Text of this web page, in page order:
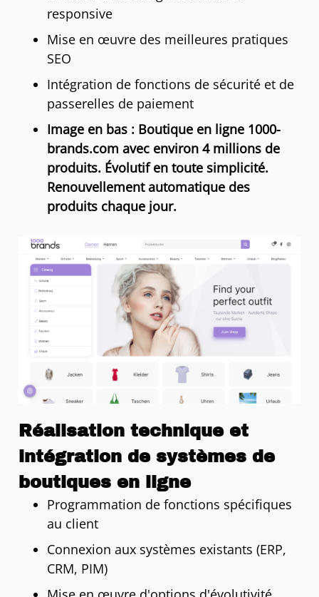
responsive
Mise en œuvre des meilleures pratiques
SEO
Intégration de fonctions de sécurité et de
passerelles de paiement
Image en bas : Boutique en ligne 1000-
brands.com avec environ 4 millions de
produits. Évolutif en toute simplicité.
Renouvellement automatique des
produits chaque jour.
Réalisation technique et
intégration de systèmes de
boutiques en ligne
Programmation de fonctions spécifiques
au client
Connexion aux systèmes existants (ERP,
CRM, PIM)